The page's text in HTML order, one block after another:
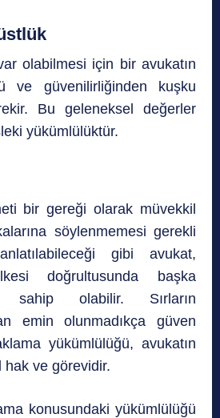
olabilmesi için bir avukatın
ve güvenilirliğinden kuşku
Bu geleneksel değerler
yükümlülüktür.
bir gereği olarak müvekkil
söylenmemesi gerekli
gibi avukat,
doğrultusunda başka
olabilir. Sırların
emin olunmadıkça güven
yükümlülüğü, avukatın
hak ve görevidir.
konusundaki yükümlülüğü